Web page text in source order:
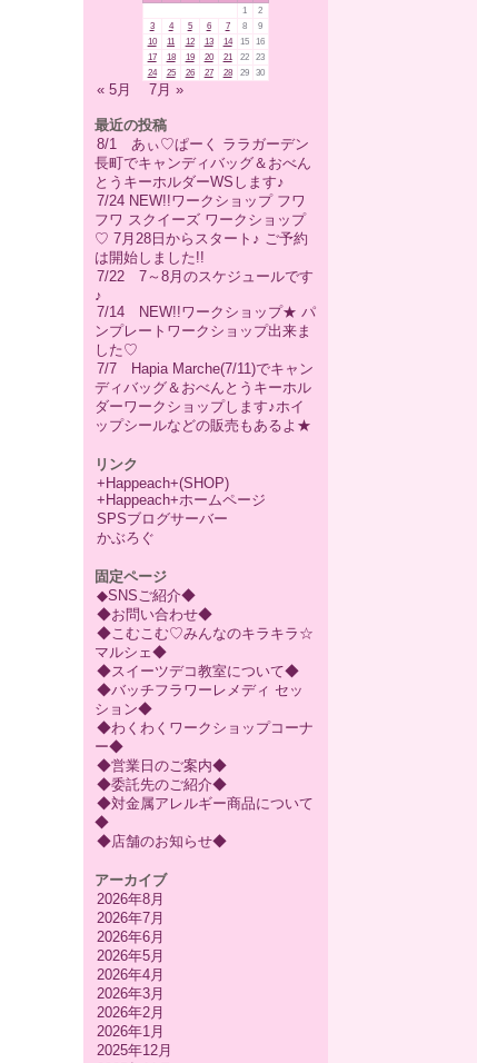
1
2
3
4 5 6 7 8
9
10
11 12 13 14 15
16
17
18 19 20 21 22
23
24
25 26 27 28 29 30
« 5月 7月 »
最近の投稿
8/1 あぃ♡ぱーく ララガーデン
長町でキャンディバッグ＆おべん
とうキーホルダーWSします♪
7/24 NEW!!ワークショップ フワ
フワ スクイーズ ワークショップ
♡ 7月28日からスタート♪ ご予約
は開始しました!!
7/22 7～8月のスケジュールです
♪
7/14 NEW!!ワークショップ★ パ
ンプレートワークショップ出来ま
した♡
7/7 Hapia Marche(7/11)でキャン
ディバッグ＆おべんとうキーホル
ダーワークショップします♪ホイ
ップシールなどの販売もあるよ★
リンク
+Happeach+(SHOP)
+Happeach+ホームページ
SPSブログサーバー
かぶろぐ
固定ページ
◆SNSご紹介◆
◆お問い合わせ◆
◆こむこむ♡みんなのキラキラ☆
マルシェ◆
◆スイーツデコ教室について◆
◆バッチフラワーレメディ セッ
ション◆
◆わくわくワークショップコーナ
ー◆
◆営業日のご案内◆
◆委託先のご紹介◆
◆対金属アレルギー商品について
◆
◆店舗のお知らせ◆
アーカイブ
2026年8月
2026年7月
2026年6月
2026年5月
2026年4月
2026年3月
2026年2月
2026年1月
2025年12月